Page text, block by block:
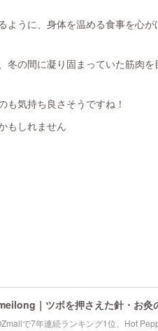
ように、身体を温める食事を心
の間に凝り固まっていた筋肉
も気持ち良さそうですね！
もしれません
｜ツボを押さえた針・お
で7年連続ランキング1位、Hot